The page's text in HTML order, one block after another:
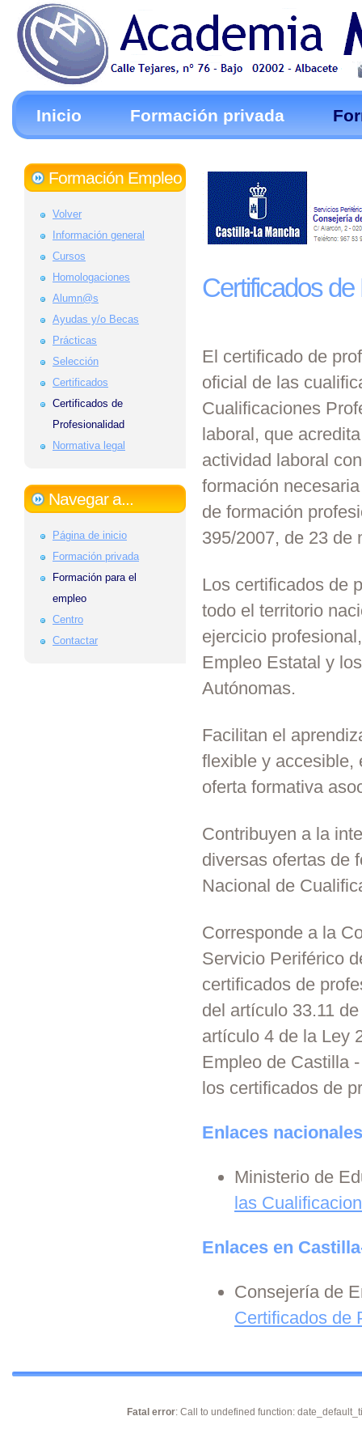
Inicio Formación privada
Certificados
El certificado de
oficial de las
Cualificaciones
laboral, que
actividad laboral
formación
de formación
395/2007, de 23 de
Los certificados de
todo el territorio
ejercicio
Empleo Estatal y
Autónomas.
Facilitan el
flexible y accesible,
oferta formativa
Contribuyen a la
diversas ofertas de
Nacional de
Corresponde a la
Servicio Periférico
certificados de
del artículo 33.11
artículo 4 de la Ley
Empleo de Castilla
los certificados de
Enlaces
Ministerio de
las
Enlaces en
Consejería de
Certificados de
Formación Empleo
Volver
Información general
Cursos
Homologaciones
Alumn@s
Ayudas y/o Becas
Prácticas
Selección
Certificados
Certificados de
Profesionalidad
Normativa legal
Navegar a...
Página de inicio
Formación privada
Formación para el
empleo
Centro
Contactar
Fatal error: Call to undefined function: